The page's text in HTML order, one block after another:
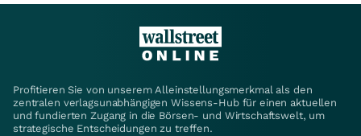
Profitieren Sie von unserem Alleinstellungsmerkmal als den
zentralen verlagsunabhängigen Wissens-Hub für einen aktuellen
und fundierten Zugang in die Börsen- und Wirtschaftswelt, um
strategische Entscheidungen zu treffen.